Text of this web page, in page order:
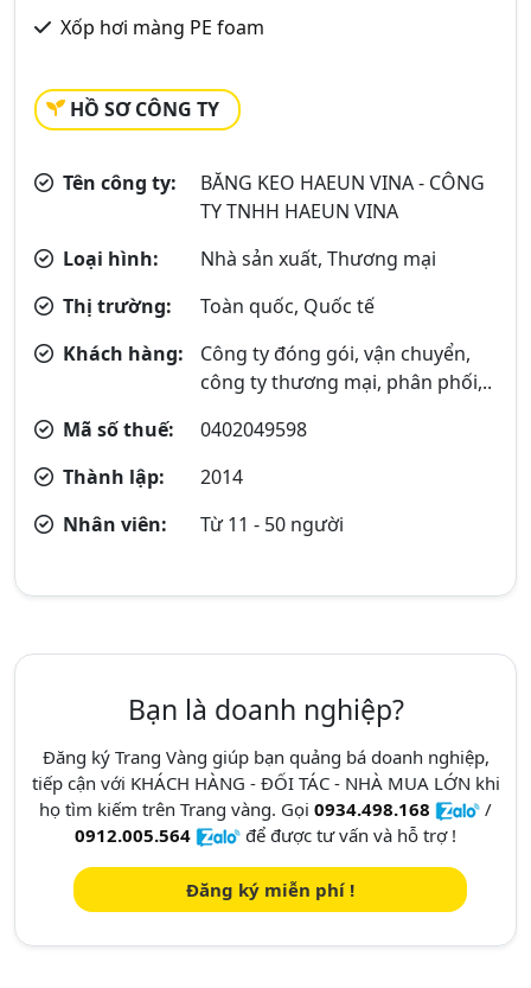
Xốp hơi màng PE foam
HỒ SƠ CÔNG TY
Tên công ty:
BĂNG KEO HAEUN VINA - CÔNG
TY TNHH HAEUN VINA
Loại hình:
Nhà sản xuất, Thương mại
Thị trường:
Toàn quốc, Quốc tế
Khách hàng:
Công ty đóng gói, vận chuyển,
công ty thương mại, phân phối,..
Mã số thuế:
0402049598
Thành lập:
2014
Nhân viên:
Từ 11 - 50 người
Bạn là doanh nghiệp?
Đăng ký Trang Vàng giúp bạn quảng bá doanh nghiệp,
tiếp cận với KHÁCH HÀNG - ĐỐI TÁC - NHÀ MUA LỚN khi
họ tìm kiếm trên Trang vàng. Gọi 0934.498.168
/
0912.005.564
để được tư vấn và hỗ trợ !
Đăng ký miễn phí !